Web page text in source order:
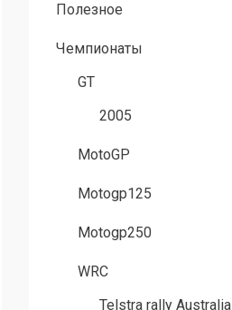
Полезное
Чемпионаты
GT
2005
MotoGP
Motogp125
Motogp250
WRC
Telstra rally Australia